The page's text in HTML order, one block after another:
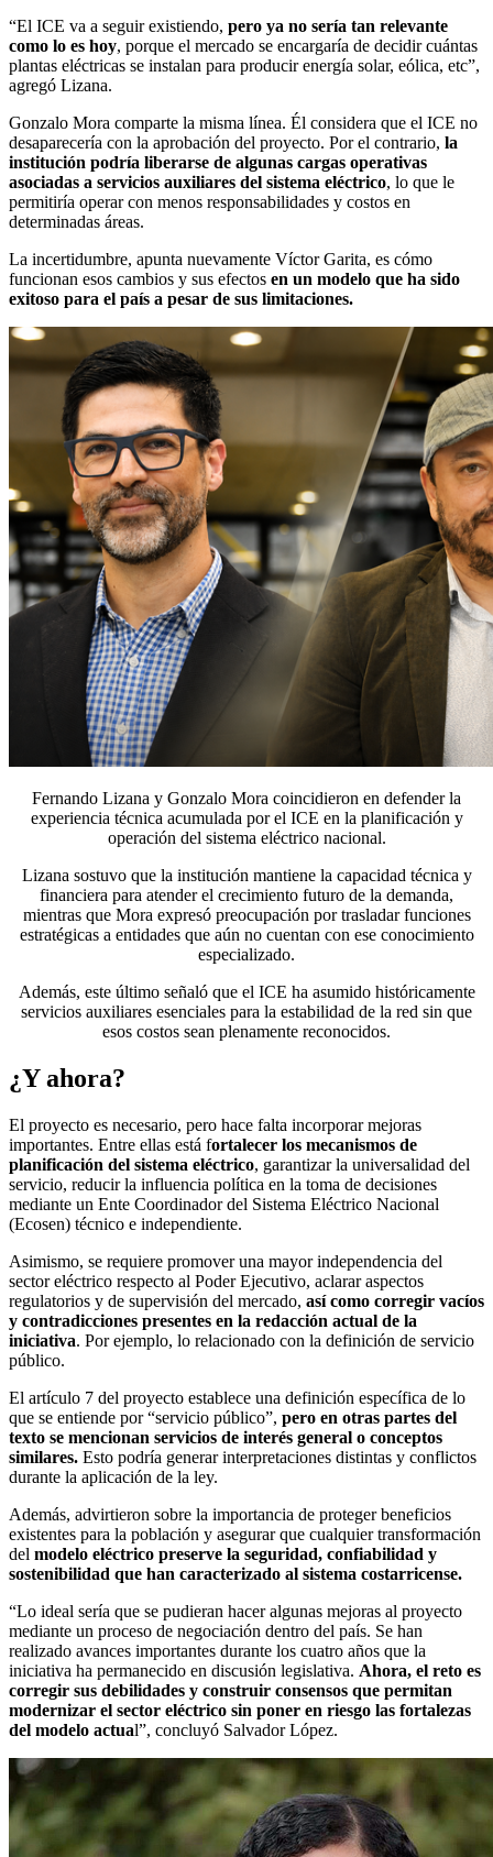
“El ICE va a seguir existiendo, pero ya no sería tan relevante
como lo es hoy, porque el mercado se encargaría de decidir cuántas
plantas eléctricas se instalan para producir energía solar, eólica, etc”,
agregó Lizana.
Gonzalo Mora comparte la misma línea. Él considera que el ICE no
desaparecería con la aprobación del proyecto. Por el contrario, la
institución podría liberarse de algunas cargas operativas
asociadas a servicios auxiliares del sistema eléctrico, lo que le
permitiría operar con menos responsabilidades y costos en
determinadas áreas.
La incertidumbre, apunta nuevamente Víctor Garita, es cómo
funcionan esos cambios y sus efectos en un modelo que ha sido
exitoso para el país a pesar de sus limitaciones.
Fernando Lizana y Gonzalo Mora coincidieron en defender la
experiencia técnica acumulada por el ICE en la planificación y
operación del sistema eléctrico nacional.
Lizana sostuvo que la institución mantiene la capacidad técnica y
financiera para atender el crecimiento futuro de la demanda,
mientras que Mora expresó preocupación por trasladar funciones
estratégicas a entidades que aún no cuentan con ese conocimiento
especializado.
Además, este último señaló que el ICE ha asumido históricamente
servicios auxiliares esenciales para la estabilidad de la red sin que
esos costos sean plenamente reconocidos.
¿Y ahora?
El proyecto es necesario, pero hace falta incorporar mejoras
importantes. Entre ellas está fortalecer los mecanismos de
planificación del sistema eléctrico, garantizar la universalidad del
servicio, reducir la influencia política en la toma de decisiones
mediante un Ente Coordinador del Sistema Eléctrico Nacional
(Ecosen) técnico e independiente.
Asimismo, se requiere promover una mayor independencia del
sector eléctrico respecto al Poder Ejecutivo, aclarar aspectos
regulatorios y de supervisión del mercado, así como corregir vacíos
y contradicciones presentes en la redacción actual de la
iniciativa. Por ejemplo, lo relacionado con la definición de servicio
público.
El artículo 7 del proyecto establece una definición específica de lo
que se entiende por “servicio público”, pero en otras partes del
texto se mencionan servicios de interés general o conceptos
similares. Esto podría generar interpretaciones distintas y conflictos
durante la aplicación de la ley.
Además, advirtieron sobre la importancia de proteger beneficios
existentes para la población y asegurar que cualquier transformación
del modelo eléctrico preserve la seguridad, confiabilidad y
sostenibilidad que han caracterizado al sistema costarricense.
“Lo ideal sería que se pudieran hacer algunas mejoras al proyecto
mediante un proceso de negociación dentro del país. Se han
realizado avances importantes durante los cuatro años que la
iniciativa ha permanecido en discusión legislativa. Ahora, el reto es
corregir sus debilidades y construir consensos que permitan
modernizar el sector eléctrico sin poner en riesgo las fortalezas
del modelo actual”, concluyó Salvador López.